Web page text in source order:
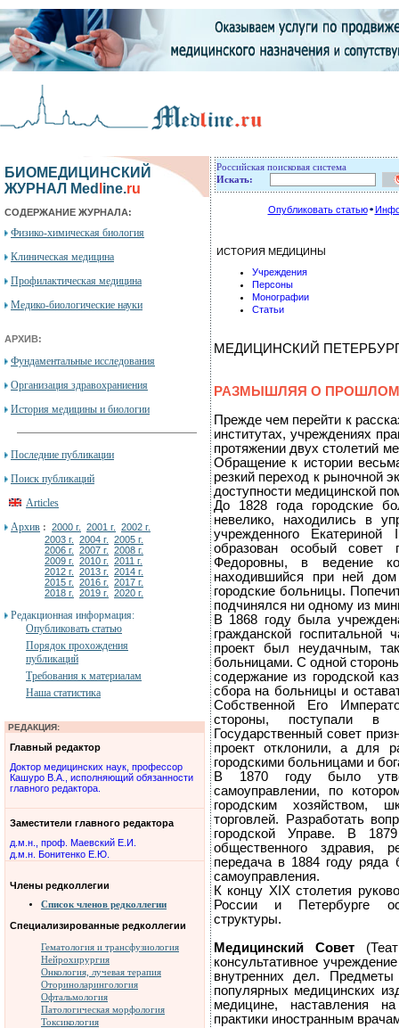
БИОМЕДИЦИНСКИЙ
ЖУРНАЛ Med ine.ru
СОДЕРЖАНИЕ ЖУРНАЛА:
Физико-химическая биология
Клиническая медицина
Профилактическая медицина
Медико-биологические науки
АРХИВ:
Фундаментальные исследования
Организация здравохраниения
История медицины и биологии
Последние публикации
Поиск публикаций
Articles
Архив : 2000 г. 2001 г.
2002 г.
2003 г.
2004 г.
2005 г.
2006 г.
2007 г.
2008 г.
2009 г.
2010 г.
2011 г.
2012 г.
2013 г.
2014 г.
2015 г.
2016 г.
2017 г.
2018 г.
2019 г. 2020 г.
Редакционная информация:
Опубликовать статью
Порядок прохождения
публикаций
Требования к материалам
Наша статистика
РЕДАКЦИЯ:
Главный редактор
Доктор медицинских наук, профессор
Кашуро В.А., исполняющий обязанности
главного редактора.
Заместители главного редактора
д.м.н., проф. Маевский Е.И.
д.м.н. Бонитенко Е.Ю.
Члены редколлегии
Список членов редколлегии
Специализированные редколлегии
Гематология и трансфузиология
Нейрохирургия
Онкология, лучевая терапия
Оториноларингология
Офтальмология
Патологическая морфология
Токсикология
Российская поисковая система
Искать:
Опубликовать статью
ИСТОРИЯ МЕДИЦИНЫ
Учреждения
Персоны
Монографии
Статьи
МЕДИЦИНСКИЙ
РАЗМЫШЛЯЯ О ПРОШЛОМ
Прежде чем перейти к
институтах, учреждениях
протяжении двух столетий
Обращение к истории
резкий переход к рыночной
доступности медицинской
До 1828 года городские
невелико, находились в
учрежденного
образован особый совет
Федоровны, в ведение
находившийся при ней
городские больницы.
подчинялся ни одному из
В 1868 году была
гражданской
проект был неудачным,
больницами. С одной
содержание из городской
сбора на больницы и
Собственной Его
стороны, поступали в
Государственный совет
проект отклонили, а для
городскими больницами и
В 1870 году было
самоуправлении, по
городским хозяйством,
торговлей. Разработать
городской Управе. В
общественного здравия,
передача в 1884 году ряда
самоуправления.
К концу XIX столетия
России и Петербурге
структуры.
Медицинский Совет
консультативное
внутренних дел. Предметы
популярных медицинских
медицине, наставления
практики иностранным